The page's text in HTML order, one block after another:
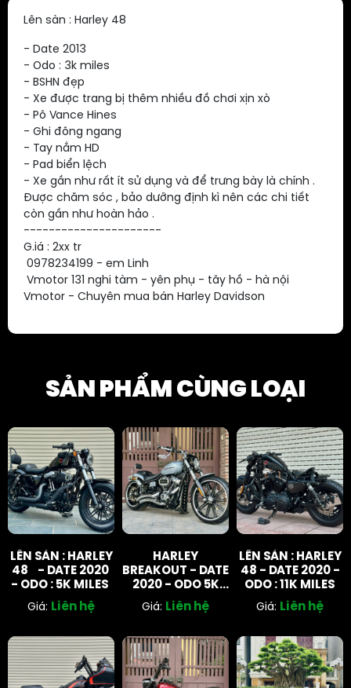
Lên sàn : Harley 48
- Date 2013
- Odo : 3k miles
- BSHN đẹp
- Xe được trang bị thêm nhiều đồ chơi xịn xò
- Pô Vance Hines
- Ghi đông ngang
- Tay nắm HD
- Pad biển lệch
- Xe gần như rất ít sử dụng và để trưng bày là chính .
Được chăm sóc , bảo dưỡng định kì nên các chi tiết
còn gần như hoàn hảo .
----------------------
G.iá : 2xx tr
0978234199 - em Linh
Vmotor 131 nghi tàm - yên phụ - tây hồ - hà nội
Vmotor - Chuyên mua bán Harley Davidson
SẢN PHẨM CÙNG LOẠI
LÊN SÀN : HARLEY
48 - DATE 2020
- ODO : 5K MILES
Giá: Liên hệ
HARLEY
BREAKOUT - DATE
2020 - ODO 5K
MILES
Giá: Liên hệ
LÊN SÀN : HARLEY
48 - DATE 2020 -
ODO : 11K MILES
Giá: Liên hệ